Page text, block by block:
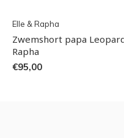
Elle & Rapha
Zwemshort papa
Rapha
€95,00